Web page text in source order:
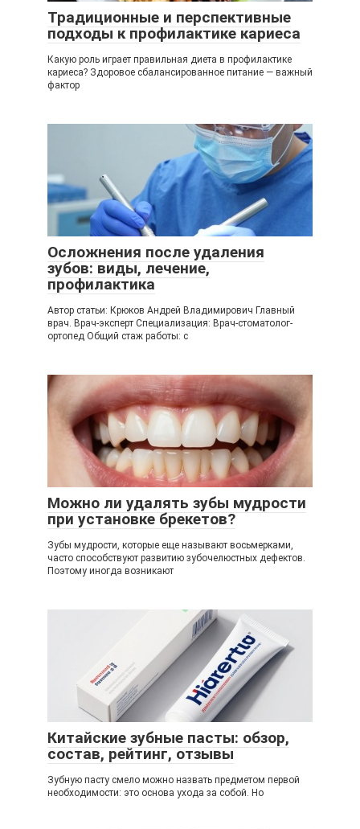
Традиционные и перспективные
подходы к профилактике кариеса
Какую роль играет правильная диета в профилактике
кариеса? Здоровое сбалансированное питание — важный
фактор
Осложнения после удаления
зубов: виды, лечение,
профилактика
Автор статьи: Крюков Андрей Владимирович Главный
врач. Врач-эксперт Специализация: Врач-стоматолог-
ортопед Общий стаж работы: с
Можно ли удалять зубы мудрости
при установке брекетов?
Зубы мудрости, которые еще называют восьмерками,
часто способствуют развитию зубочелюстных дефектов.
Поэтому иногда возникают
Китайские зубные пасты: обзор,
состав, рейтинг, отзывы
Зубную пасту смело можно назвать предметом первой
необходимости: это основа ухода за собой. Но